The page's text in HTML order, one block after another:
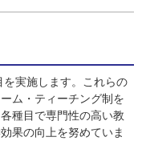
実施します。これらの
ム・ティーチング制を
種目で専門性の高い教
果の向上を努めていま